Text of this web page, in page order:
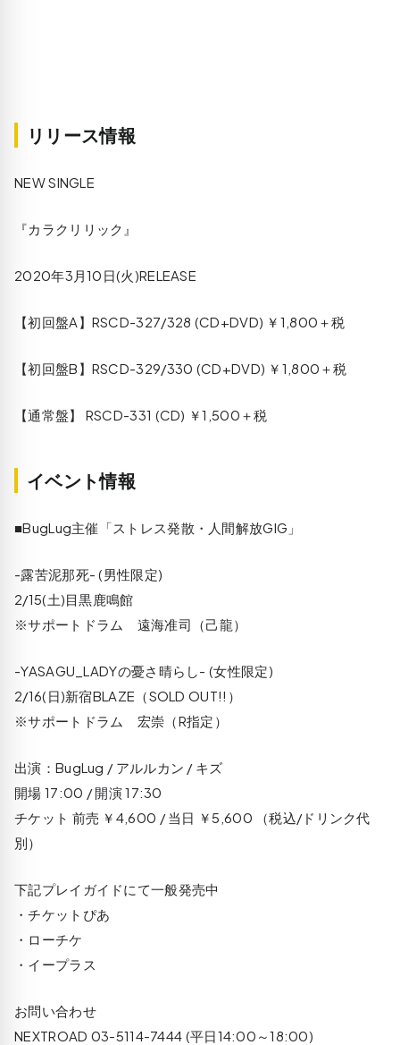
リリース情報
NEW SINGLE
『カラクリリック』
2020年3月10日(火)RELEASE
【初回盤A】RSCD-327/328 (CD+DVD) ￥1,800＋税
【初回盤B】RSCD-329/330 (CD+DVD) ￥1,800＋税
【通常盤】 RSCD-331 (CD) ￥1,500＋税
イベント情報
■BugLug主催「ストレス発散・人間解放GIG」
-露苦泥那死- (男性限定)
2/15(土)目黒鹿鳴館
※サポートドラム 遠海准司（己龍）
-YASAGU_LADYの憂さ晴らし- (女性限定)
2/16(日)新宿BLAZE（SOLD OUT!!）
※サポートドラム 宏崇（R指定）
出演：BugLug / アルルカン / キズ
開場 17:00 / 開演 17:30
チケット 前売 ￥4,600 / 当日 ￥5,600 （税込/ドリンク代
別）
下記プレイガイドにて一般発売中
・チケットぴあ
・ローチケ
・イープラス
お問い合わせ
NEXTROAD 03-5114-7444 (平日14:00～18:00)